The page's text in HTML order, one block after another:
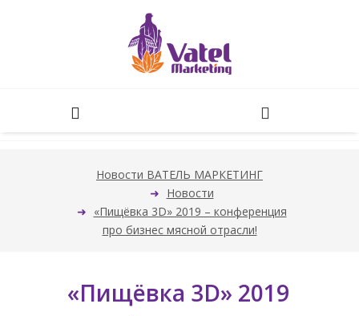
Новости ВАТЕЛЬ МАРКЕТИНГ
Новости
«Пищёвка 3D» 2019 – конференция
про бизнес мясной отрасли!
«Пищёвка 3D» 2019